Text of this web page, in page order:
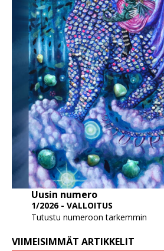
Uusin numero
1/2026 - VALLOITUS
Tutustu numeroon tarkemmin
VIIMEISIMMÄT ARTIKKELIT